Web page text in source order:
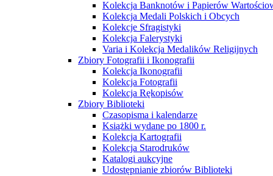
Kolekcja Banknotów i Papierów
Kolekcja Medali Polskich i Obcych
Kolekcje Sfragistyki
Kolekcja Falerystyki
Varia i Kolekcja Medalików Religijnych
Zbiory Fotografii i Ikonografii
Kolekcja Ikonografii
Kolekcja Fotografii
Kolekcja Rękopisów
Zbiory Biblioteki
Czasopisma i kalendarze
Książki wydane po 1800 r.
Kolekcja Kartografii
Kolekcja Starodruków
Katalogi aukcyjne
Udostępnianie zbiorów Biblioteki